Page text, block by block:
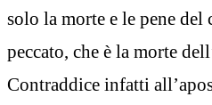
solo la morte e le pene del
peccato, che è la morte
Contraddice infatti